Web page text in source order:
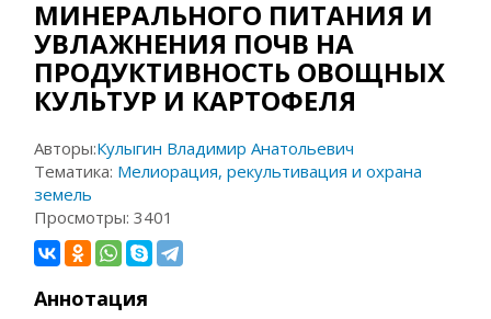
МИНЕРАЛЬНОГО ПИТАНИЯ И
УВЛАЖНЕНИЯ ПОЧВ НА
ПРОДУКТИВНОСТЬ ОВОЩНЫХ
КУЛЬТУР И КАРТОФЕЛЯ
Авторы:Кулыгин Владимир Анатольевич
Тематика: Мелиорация, рекультивация и охрана
земель
Просмотры:3401
Аннотация